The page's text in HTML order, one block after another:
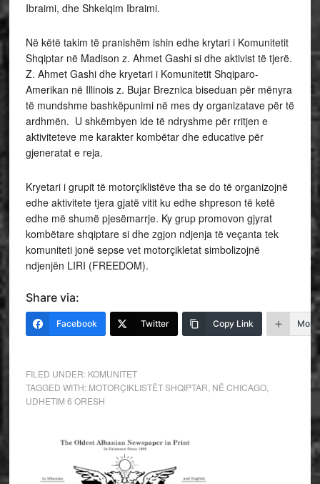
Ibraimi, dhe Shkelqim Ibraimi.
Në këtë takim të pranishëm ishin edhe krytari i Komunitetit
Shqiptar në Madison z. Ahmet Gashi si dhe aktivist të tjerë.
Z. Ahmet Gashi dhe kryetari i Komunitetit Shqiparo-
Amerikan në Illinois z. Bujar Breznica biseduan për mënyra
të mundshme bashkëpunimi në mes dy organizatave për të
ardhmën. U shkëmbyen ide të ndryshme për rritjen e
aktiviteteve me karakter kombëtar dhe educative për
gjeneratat e reja.
Kryetari i grupit të motorçiklistëve tha se do të organizojnë
edhe aktivitete tjera gjatë vitit ku edhe shpreson të ketë
edhe më shumë pjesëmarrje. Ky grup promovon gjyrat
kombëtare shqiptare si dhe zgjon ndjenja të veçanta tek
komuniteti jonë sepse vet motorçikletat simbolizojnë
ndjenjën LIRI (FREEDOM).
Share via:
Facebook Twitter Copy Link More
FILED UNDER: KOMUNITET
TAGGED WITH: MOTORÇIKLISTËT SHQIPTAR NË CHICAGO,
UDHETIM 6 ORESH